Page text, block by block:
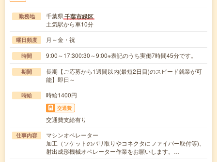
勤務地 千葉県千葉市緑区
土気駅から車10分
曜日頻度 月～金・祝
時間 9:00～17:300:30～9:00※表記のうち実働7時間45分です。
期間
長期【ご応募から1週間以内(最短2日目)のスピード就業が可
能】即日～
時給 時給1400円
交通費
交通費支給有り
仕事内容
マシンオペレーター
加工（ソケットのバリ取りやコネクタにファイバー取付等)、
射出成形機械オペレーター作業をお願いします。…